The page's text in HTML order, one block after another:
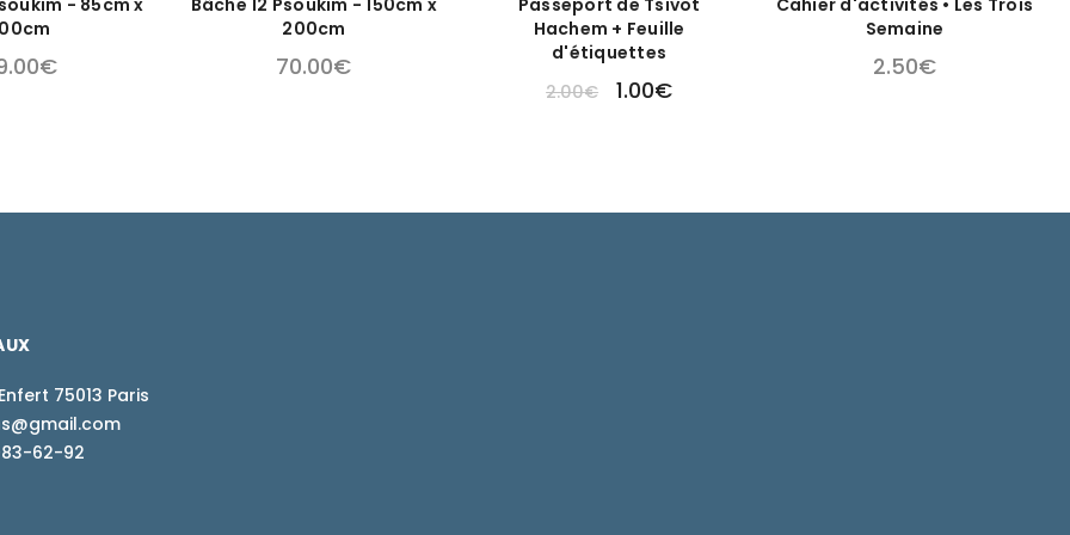
€
200cm
70.00€
Hachem + Feuille
d'étiquettes
2.00€ 1.00€
Semaine
2.50€
75013 Paris
62-92